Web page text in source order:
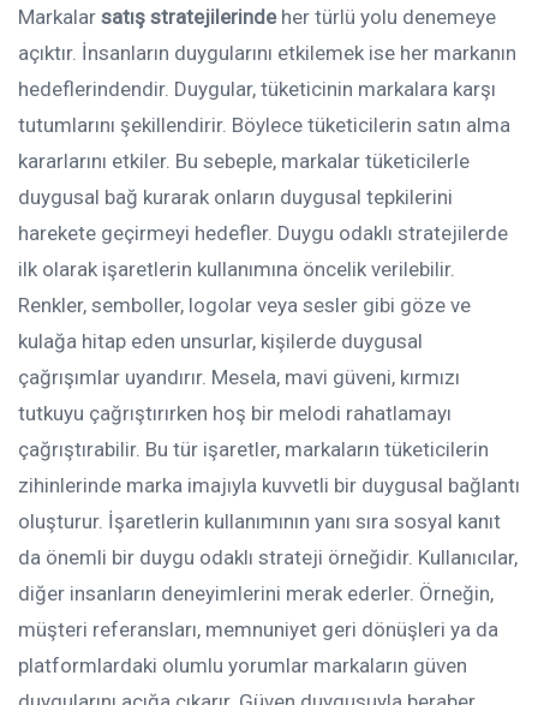
Markalar satış stratejilerindeher türlü yolu denemeye
açıktır. İnsanların duygularını etkilemek ise her markanın
hedeflerindendir. Duygular, tüketicinin markalara karşı
tutumlarını şekillendirir. Böylece tüketicilerin satın alma
kararlarını etkiler. Bu sebeple, markalar tüketicilerle
duygusal bağ kurarak onların duygusal tepkilerini
harekete geçirmeyi hedefler. Duygu odaklı stratejilerde
ilk olarak işaretlerin kullanımına öncelik verilebilir.
Renkler, semboller, logolar veya sesler gibi göze ve
kulağa hitap eden unsurlar, kişilerde duygusal
çağrışımlar uyandırır. Mesela, mavi güveni, kırmızı
tutkuyu çağrıştırırken hoş bir melodi rahatlamayı
çağrıştırabilir. Bu tür işaretler, markaların tüketicilerin
zihinlerinde marka imajıyla kuvvetli bir duygusal bağlantı
oluşturur. İşaretlerin kullanımının yanı sıra sosyal kanıt
da önemli bir duygu odaklı strateji örneğidir. Kullanıcılar,
diğer insanların deneyimlerini merak ederler. Örneğin,
müşteri referansları, memnuniyet geri dönüşleri ya da
platformlardaki olumlu yorumlar markaların güven